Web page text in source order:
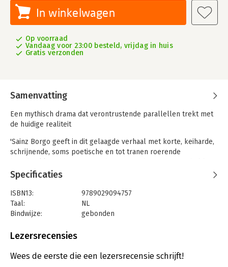
In winkelwagen
Op voorraad
Vandaag voor 23:00 besteld, vrijdag in huis
Gratis verzonden
Samenvatting
Een mythisch drama dat verontrustende parallellen trekt met
de huidige realiteit
'Sainz Borgo geeft in dit gelaagde verhaal met korte, keiharde,
schrijnende, soms poetische en tot tranen roerende
in de conflicten die zich over hun hoofden ontvouwen.' Het
Parool
'Een begenadigd schrijfster' - **** De Standaard
Angustias Romero vlucht samen met haar man voor een
van de bevolking aantast. Te voet en met hun vroeggeboren
overlijden, nemen ze hen in een schoenendoos mee naar Het
Specificaties
ISBN13:
9789029094757
Taal:
NL
Bindwijze:
gebonden
Uitgever:
Verschijningsdatum:
7-4-2022
Lezersrecensies
Wees de eerste die een lezersrecensie schrijft!